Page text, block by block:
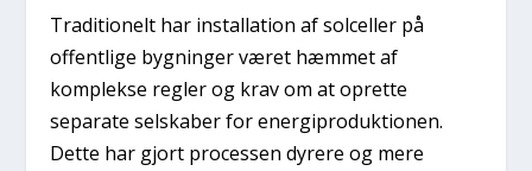
Traditionelt har installation af solceller på
offentlige bygninger været hæmmet af
komplekse regler og krav om at oprette
separate selskaber for energiproduktionen.
Dette har gjort processen dyrere og mere